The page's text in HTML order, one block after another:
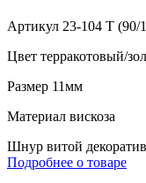
Артикул 23-104 T (90/
Цвет терракотовый/
Размер 11мм
Материал вискоза
Шнур витой
Подробнее о товаре